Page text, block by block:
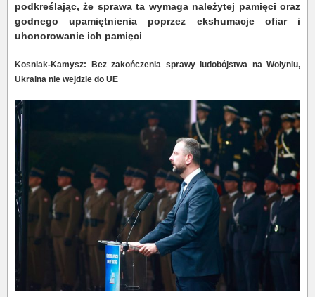
podkreślając, że sprawa ta wymaga należytej pamięci oraz
godnego upamiętnienia poprzez ekshumacje ofiar i
uhonorowanie ich pamięci
Kosniak-Kamysz: Bez zakończenia sprawy ludobójstwa na Wołyniu,
Ukraina nie wejdzie do UE